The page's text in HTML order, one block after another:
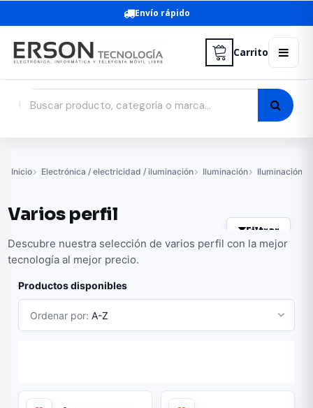
Envío rápido
Carrito
Inicio Electrónica / electricidad / iluminación Iluminación Iluminación
Varios perfil
Filtrar
Descubre nuestra selección de varios perfil con la mejor
tecnología al mejor precio.
Productos disponibles
Ordenar por: A-Z